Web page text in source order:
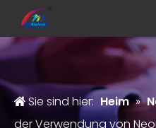
Sie sind hier: Heim »
der Verwendung von